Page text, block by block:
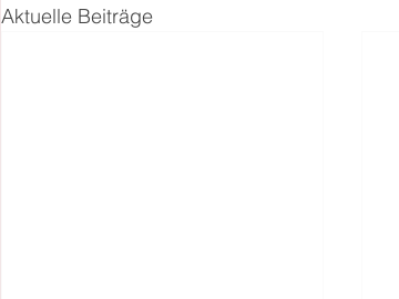
Aktuelle Beiträge